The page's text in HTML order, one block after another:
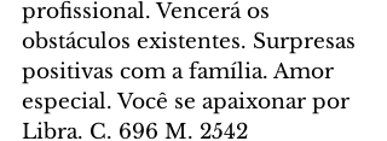
profissional. Vencerá os
obstáculos existentes. Surpresas
positivas com a família. Amor
especial. Você se apaixonar por
Libra. C. 696 M. 2542